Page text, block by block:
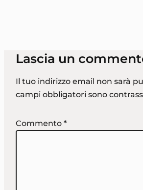
Lascia un
Il tuo indirizzo email non sarà
campi obbligatori sono
Commento *